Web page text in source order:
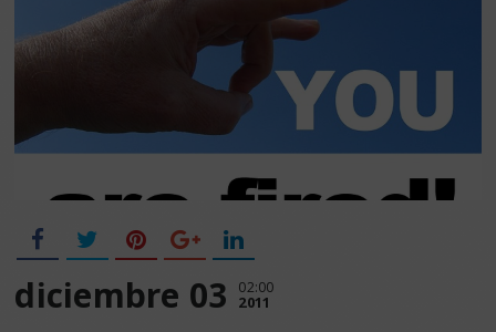
diciembre 03 02:00
2011